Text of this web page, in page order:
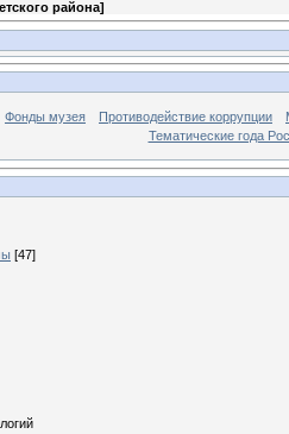
района]
Фонды музея Противодействие коррупции
Тематические года
[47]